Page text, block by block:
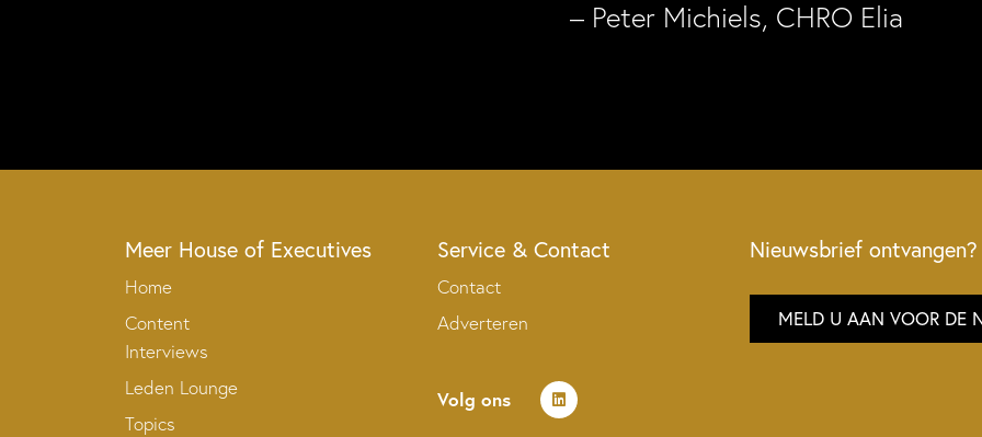
– Peter Michiels, CHRO Elia
Meer House of Executives
Home
Content
Interviews
Leden Lounge
Topics
Service & Contact
Contact
Adverteren
Volg ons
Nieuwsbrief ontvangen?
MELD U AAN VOOR DE